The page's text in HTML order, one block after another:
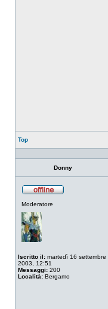
Top
Donny
Moderatore
Iscritto il: martedì 16 settembre
2003, 12:51
Messaggi: 200
Località: Bergamo